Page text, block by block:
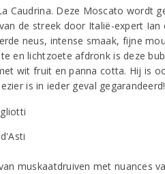
Caudrina. Deze Moscato wordt
de streek door Italië-expert Ian
neus, intense smaak, fijne
en lichtzoete afdronk is deze
wit fruit en panna cotta. Hij is
is in ieder geval gegarandeerd!
muskaatdruiven met nuances